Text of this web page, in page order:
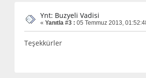
Ynt: Buzyeli Vadisi
« Yanıtla #3 : 05 Temmuz 2013,
Teşekkürler